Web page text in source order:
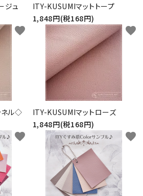
ジュ
ITY-KUSUMIマットトープ
1,848円(税168円)
ネル◇
favorite
ITY-KUSUMIマットローズ
1,848円(税168円)
favorite
favorite favorite